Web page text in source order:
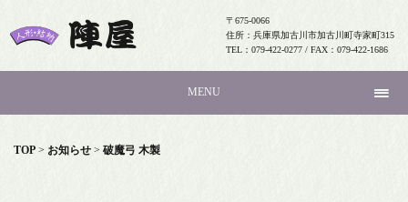
〒675-0066
住所：兵庫県加古川市加古川町寺家町315
TEL：079-422-0277 / FAX：079-422-1686
MENU
TOP > お知らせ > 破魔弓 木製